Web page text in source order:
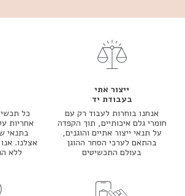
ייצור אתי
בעבודת יד
אנחנו בוחרות לעבוד רק עם
חומרי גלם איכותיים, תוך הקפדה
על תנאי ייצור אתיים והוגנים,
בהתאם לערכי הסחר ההוגן
בעולם התכשיטים
כל
אחריות
בתנאי
אצלנו.
ללא